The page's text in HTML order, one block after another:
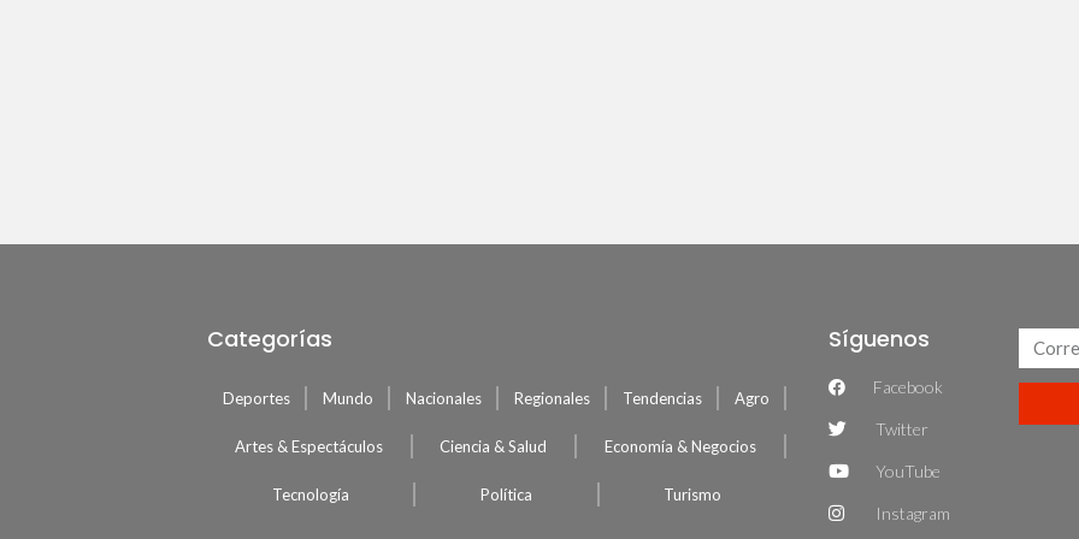
Categorías
Deportes Mundo Nacionales Regionales Tendencias Agro
Artes & Espectáculos Ciencia & Salud Economía & Negocios
Tecnología Política Turismo
Síguenos
Facebook
Twitter
YouTube
Instagram